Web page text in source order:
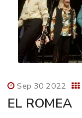
Sep 30 2022
EL ROMEA